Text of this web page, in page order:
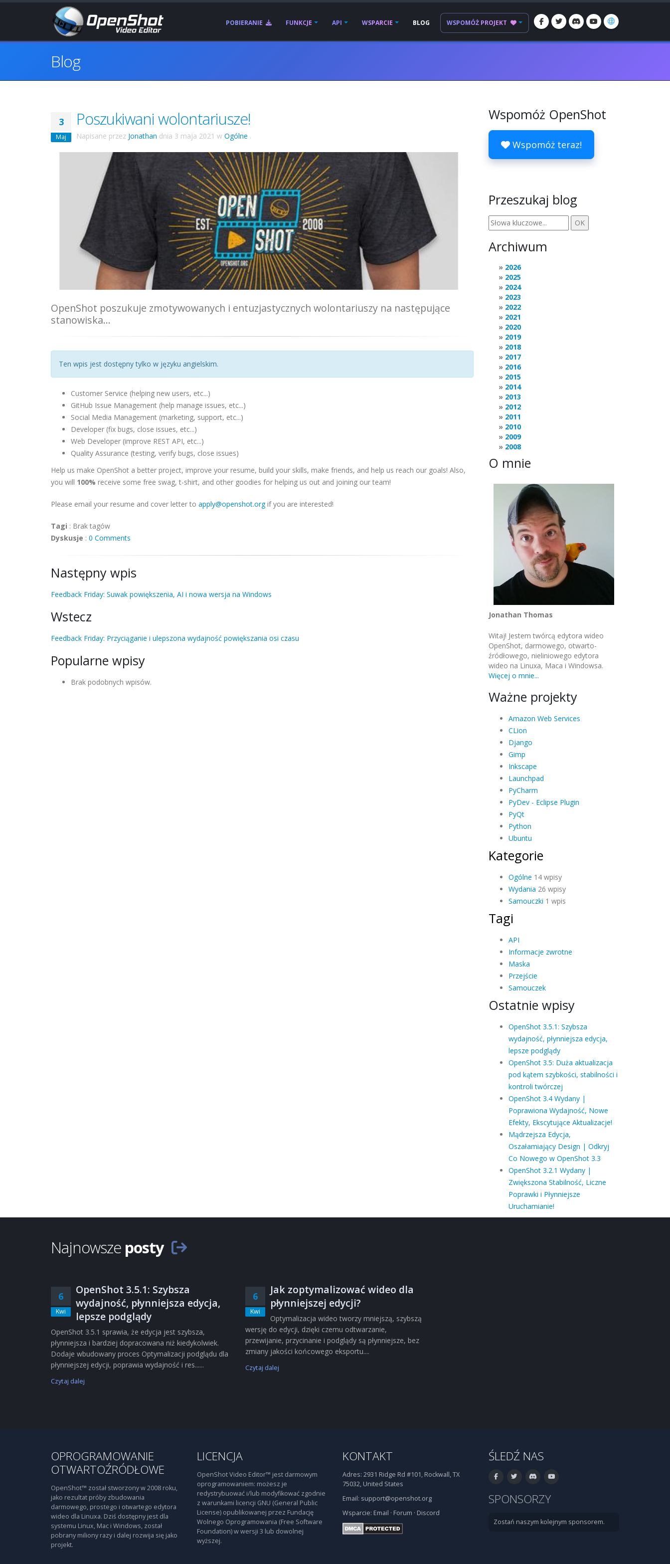
POBIERANIE FUNKCJE API WSPARCIE BLOG WSPOMÓŻ PROJEKT
Blog
3
Maj
Poszukiwani wolontariusze!
Napisane przez Jonathan dnia 3 maja 2021 w Ogólne .
OpenShot poszukuje zmotywowanych i entuzjastycznych wolontariuszy na następujące
stanowiska...
Ten wpis jest dostępny tylko w języku angielskim.
Customer Service (helping new users, etc...)
GitHub Issue Management (help manage issues, etc...)
Social Media Management (marketing, support, etc...)
Developer (fix bugs, close issues, etc...)
Web Developer (improve REST API, etc...)
Quality Assurance (testing, verify bugs, close issues)
Help us make OpenShot a better project, improve your resume, build your skills, make friends, and help us reach our goals! Also,
you will 100% receive some free swag, t-shirt, and other goodies for helping us out and joining our team!
Please email your resume and cover letter to apply@openshot.orgif you are interested!
Tagi : Brak tagów
Dyskusje : 0 Comments
Następny wpis
Feedback Friday: Suwak powiększenia, AI i nowa wersja na Windows
Wstecz
Feedback Friday: Przyciąganie i ulepszona wydajność powiększania osi czasu
Popularne wpisy
Brak podobnych wpisów.
Wspomóż OpenShot
Wspomóż teraz!
Przeszukaj blog
Archiwum
2026
2025
2024
2023
2022
2021
2020
2019
2018
2017
2016
2015
2014
2013
2012
2011
2010
2009
2008
O mnie
Jonathan Thomas
Witaj! Jestem twórcą edytora wideo
OpenShot, darmowego, otwarto-
źródłowego, nieliniowego edytora
wideo na Linuxa, Maca i Windowsa.
Więcej o mnie...
Ważne projekty
Amazon Web Services
CLion
Django
Gimp
Inkscape
Launchpad
PyCharm
PyDev - Eclipse Plugin
PyQt
Python
Ubuntu
Kategorie
Ogólne 14 wpisy
Wydania 26 wpisy
Samouczki 1 wpis
Tagi
API
Informacje zwrotne
Maska
Przejście
Samouczek
Ostatnie wpisy
OpenShot 3.5.1: Szybsza
wydajność, płynniejsza edycja,
lepsze podglądy
OpenShot 3.5: Duża aktualizacja
pod kątem szybkości, stabilności i
kontroli twórczej
OpenShot 3.4 Wydany |
Poprawiona Wydajność, Nowe
Efekty, Ekscytujące Aktualizacje!
Mądrzejsza Edycja,
Oszałamiający Design | Odkryj
Co Nowego w OpenShot 3.3
OpenShot 3.2.1 Wydany |
Zwiększona Stabilność, Liczne
Poprawki i Płynniejsze
Uruchamianie!
Najnowsze posty
6
Kwi
OpenShot 3.5.1: Szybsza
wydajność, płynniejsza edycja,
lepsze podglądy
OpenShot 3.5.1 sprawia, że edycja jest szybsza,
płynniejsza i bardziej dopracowana niż kiedykolwiek.
Dodaje wbudowany proces Optymalizacji podglądu dla
płynniejszej edycji, poprawia wydajność i res......
Czytaj dalej
6
Kwi
Jak zoptymalizować wideo dla
płynniejszej edycji?
Optymalizacja wideo tworzy mniejszą, szybszą
wersję do edycji, dzięki czemu odtwarzanie,
przewijanie, przycinanie i podglądy są płynniejsze, bez
zmiany jakości końcowego eksportu....
Czytaj dalej
OPROGRAMOWANIE
OTWARTOŹRÓDŁOWE
OpenShot™ został stworzony w 2008 roku,
jako rezultat próby zbudowania
darmowego, prostego i otwartego edytora
wideo dla Linuxa. Dziś dostępny jest dla
systemu Linux, Mac i Windows, został
pobrany miliony razy i dalej rozwija się jako
projekt.
LICENCJA
OpenShot Video Editor™ jest darmowym
oprogramowaniem: możesz je
redystrybuować i/lub modyfikować zgodnie
z warunkami licencji GNU (General Public
License) opublikowanej przez Fundację
Wolnego Oprogramowania (Free Software
Foundation) w wersji 3 lub dowolnej
wyższej.
KONTAKT
Adres: 2931 Ridge Rd #101, Rockwall, TX
75032, United States
Email: support@openshot.org
Wsparcie: Email · Forum · Discord
ŚLEDŹ NAS
SPONSORZY
Zostań naszym kolejnym sponsorem.